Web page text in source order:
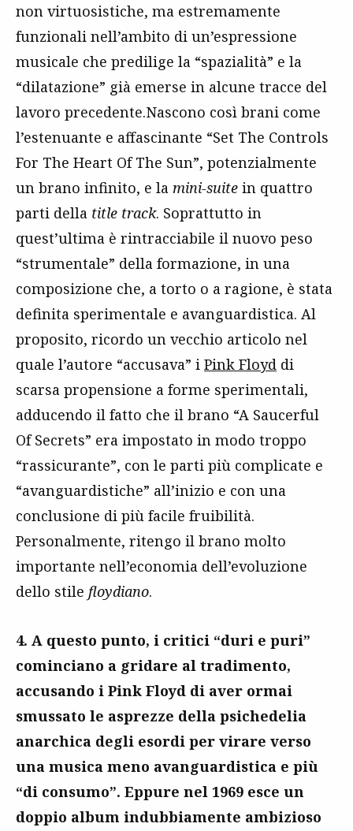
non virtuosistiche, ma estremamente
funzionali nell’ambito di un’espressione
musicale che predilige la “spazialità” e la
“dilatazione” già emerse in alcune tracce del
lavoro precedente.Nascono così brani come
l’estenuante e affascinante “Set The Controls
For The Heart Of The Sun”, potenzialmente
un brano infinito, e la mini-suite in quattro
parti della title track. Soprattutto in
quest’ultima è rintracciabile il nuovo peso
“strumentale” della formazione, in una
composizione che, a torto o a ragione, è stata
definita sperimentale e avanguardistica. Al
proposito, ricordo un vecchio articolo nel
quale l’autore “accusava” i Pink Floyd di
scarsa propensione a forme sperimentali,
adducendo il fatto che il brano “A Saucerful
Of Secrets” era impostato in modo troppo
“rassicurante”, con le parti più complicate e
“avanguardistiche” all’inizio e con una
conclusione di più facile fruibilità.
Personalmente, ritengo il brano molto
importante nell’economia dell’evoluzione
dello stile floydiano.
4. A questo punto, i critici “duri e puri”
cominciano a gridare al tradimento,
accusando i Pink Floyd di aver ormai
smussato le asprezze della psichedelia
anarchica degli esordi per virare verso
una musica meno avanguardistica e più
“di consumo”. Eppure nel 1969 esce un
doppio album indubbiamente ambizioso